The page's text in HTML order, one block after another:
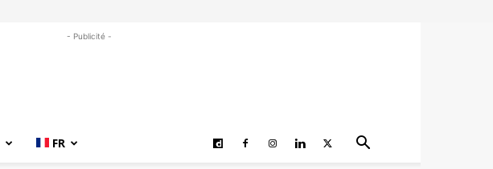
- Publicité -
FR